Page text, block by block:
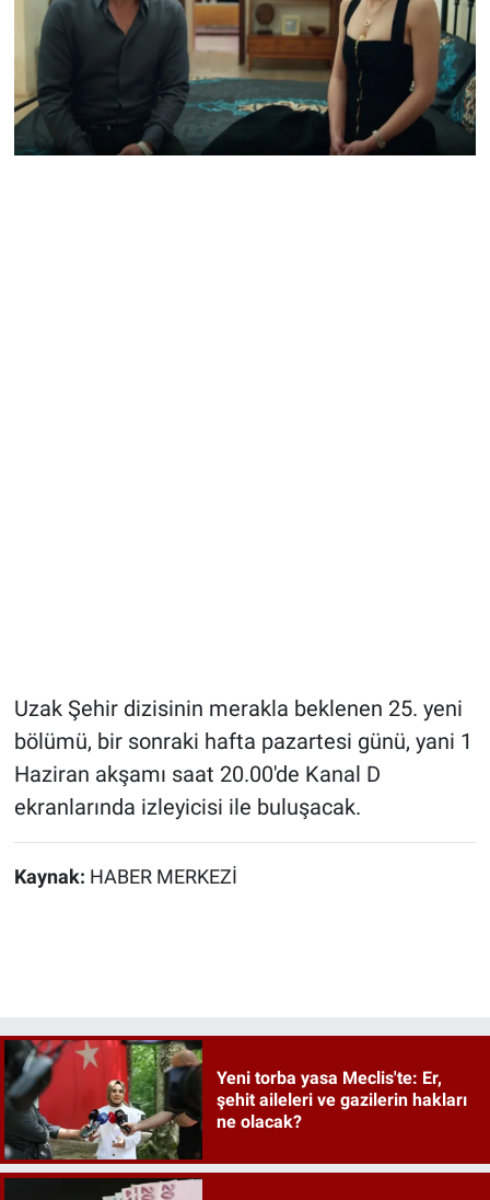
Uzak Şehir dizisinin merakla beklenen 25. yeni
bölümü, bir sonraki hafta pazartesi günü, yani 1
Haziran akşamı saat 20.00'de Kanal D
ekranlarında izleyicisi ile buluşacak.
Kaynak: HABER MERKEZİ
Yeni torba yasa Meclis'te: Er,
şehit aileleri ve gazilerin hakları
ne olacak?